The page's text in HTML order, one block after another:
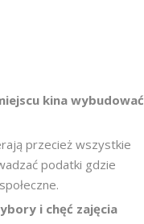
kina wybudować
przecież wszystkie
podatki gdzie
i chęć zajęcia